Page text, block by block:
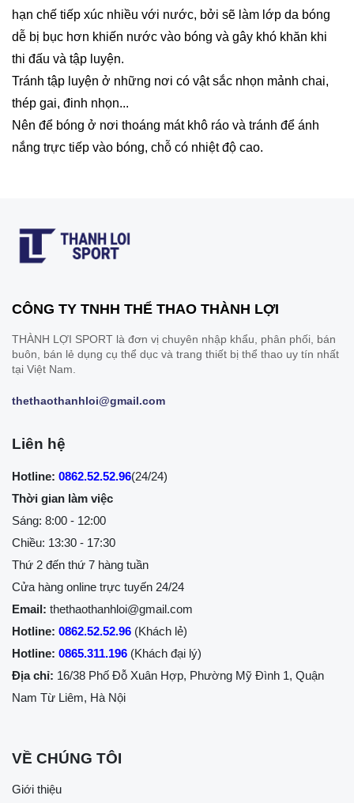
hạn chế tiếp xúc nhiều với nước, bởi sẽ làm lớp da bóng
dễ bị bục hơn khiến nước vào bóng và gây khó khăn khi
thi đấu và tập luyện.
Tránh tập luyện ở những nơi có vật sắc nhọn mảnh chai,
thép gai, đinh nhọn...
Nên để bóng ở nơi thoáng mát khô ráo và tránh để ánh
nắng trực tiếp vào bóng, chỗ có nhiệt độ cao.
CÔNG TY TNHH THỂ THAO THÀNH LỢI
THÀNH LỢI SPORT là đơn vị chuyên nhập khẩu, phân phối, bán
buôn, bán lẻ dụng cụ thể dục và trang thiết bị thể thao uy tín nhất
tại Việt Nam.
thethaothanhloi@gmail.com
Liên hệ
Hotline: 0862.52.52.96(24/24)
Thời gian làm việc
Sáng: 8:00 - 12:00
Chiều: 13:30 - 17:30
Thứ 2 đến thứ 7 hàng tuần
Cửa hàng online trực tuyến 24/24
Email: thethaothanhloi@gmail.com
Hotline: 0862.52.52.96 (Khách lẻ)
Hotline: 0865.311.196 (Khách đại lý)
Địa chỉ: 16/38 Phố Đỗ Xuân Hợp, Phường Mỹ Đình 1, Quận
Nam Từ Liêm, Hà Nội
VỀ CHÚNG TÔI
Giới thiệu